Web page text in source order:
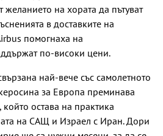
на хората да пътуват
в доставките на
помогнаха на
по-високи цени.
най-вече със самолетното
за Европа преминава
остава на практика
на САЩ и Израел с Иран. Дори